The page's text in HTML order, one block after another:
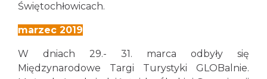
Świętochłowicach.
marzec 2019
W dniach 29.- 31. marca odbyły się
Międzynarodowe Targi Turystyki GLOBalnie.